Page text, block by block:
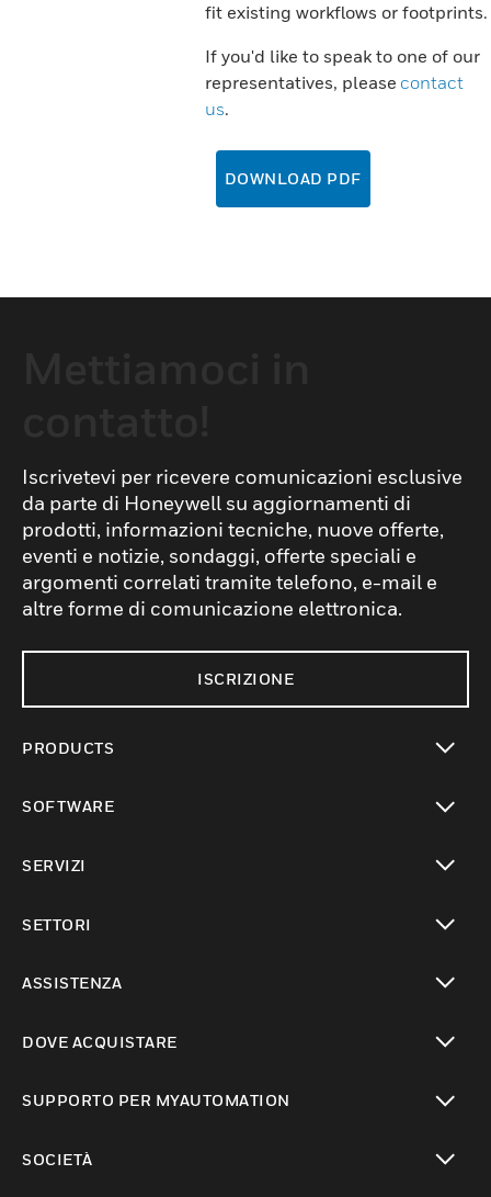
fit existing workflows or footprints.
If you'd like to speak to one of our
representatives, please contact
us.
DOWNLOAD PDF
Iscrivetevi per ricevere comunicazioni esclusive
da parte di Honeywell su aggiornamenti di
prodotti, informazioni tecniche, nuove offerte,
eventi e notizie, sondaggi, offerte speciali e
argomenti correlati tramite telefono, e-mail e
altre forme di comunicazione elettronica.
ISCRIZIONE
PRODUCTS
SOFTWARE
SERVIZI
SETTORI
ASSISTENZA
DOVE ACQUISTARE
SUPPORTO PER MYAUTOMATION
SOCIETÀ